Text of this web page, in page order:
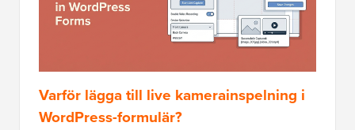
Varför lägga till live kamerainspelning i
WordPress-formulär?